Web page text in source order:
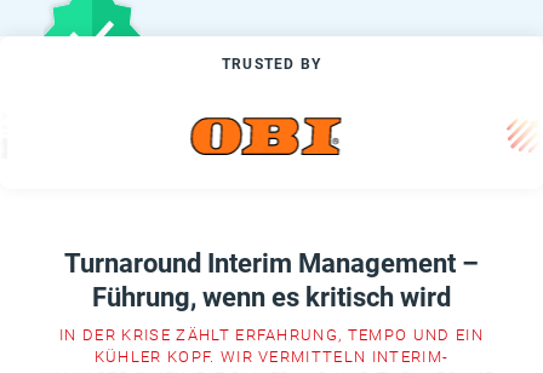
TRUSTED BY
Turnaround Interim Management –
Führung, wenn es kritisch wird
IN DER KRISE ZÄHLT ERFAHRUNG, TEMPO UND EIN
KÜHLER KOPF. WIR VERMITTELN INTERIM-